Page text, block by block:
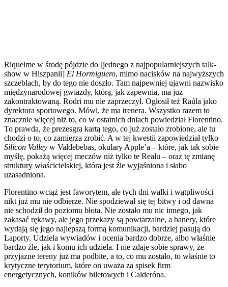
Riquelme w środę pójdzie do [jednego z najpopularniejszych talk-
show w Hiszpanii] El Hormiguero, mimo nacisków na najwyższych
szczeblach, by do tego nie doszło. Tam najpewniej ujawni nazwisko
międzynarodowej gwiazdy, którą, jak zapewnia, ma już
zakontraktowaną. Rodri mu nie zaprzeczył. Ogłosił też Raúla jako
dyrektora sportowego. Mówi, że ma trenera. Wszystko razem to
znacznie więcej niż to, co w ostatnich dniach powiedział Florentino.
To prawda, że prezesgra kartą tego, co już zostało zrobione, ale tu
chodzi o to, co zamierza zrobić. A w tej kwestii zapowiedział tylko
Silicon Valley w Valdebebas, okulary Apple’a – które, jak tak sobie
myślę, pokażą więcej meczów niż tylko te Realu – oraz tę zmianę
struktury właścicielskiej, która jest źle wyjaśniona i słabo
uzasadniona.
Florentino wciąż jest faworytem, ale tych dni walki i wątpliwości
nikt już mu nie odbierze. Nie spodziewał się tej bitwy i od dawna
nie schodził do poziomu błota. Nie zostało mu nic innego, jak
zakasać rękawy, ale jego przekazy są powtarzalne, a banery, które
wydają się jego najlepszą formą komunikacji, bardziej pasują do
Laporty. Udziela wywiadów i ocenia bardzo dobrze, albo właśnie
bardzo źle, jak i komu ich udziela. I nie zdaje sobie sprawy, że
przyjazne tereny już ma podbite, a to, co mu zostało, to właśnie to
krytyczne terytorium, które on uważa za spisek firm
energetycznych, koników biletowych i Calderóna.